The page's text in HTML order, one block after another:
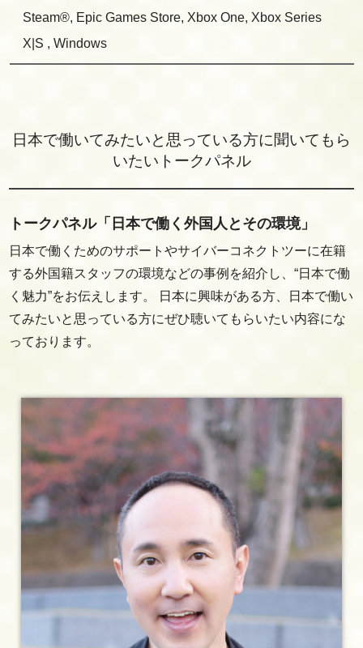
Steam®, Epic Games Store, Xbox One, Xbox Series
X|S , Windows
日本で働いてみたいと思っている方に聞いてもら
いたいトークパネル
トークパネル「日本で働く外国人とその環境」
日本で働くためのサポートやサイバーコネクトツーに在籍
する外国籍スタッフの環境などの事例を紹介し、“日本で働
く魅力”をお伝えします。 日本に興味がある方、日本で働い
てみたいと思っている方にぜひ聴いてもらいたい内容にな
っております。